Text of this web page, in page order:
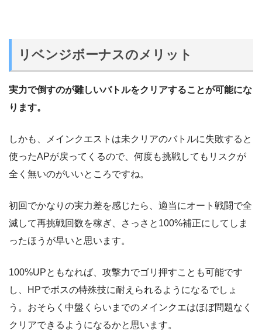
リベンジボーナスのメリット
実力で倒すのが難しいバトルをクリアすることが可能にな
ります。
しかも、メインクエストは未クリアのバトルに失敗すると
使ったAPが戻ってくるので、何度も挑戦してもリスクが
全く無いのがいいところですね。
初回でかなりの実力差を感じたら、適当にオート戦闘で全
滅して再挑戦回数を稼ぎ、さっさと100%補正にしてしま
ったほうが早いと思います。
100%UPともなれば、攻撃力でゴリ押すことも可能です
し、HPでボスの特殊技に耐えられるようになるでしょ
う。おそらく中盤くらいまでのメインクエはほぼ問題なく
クリアできるようになるかと思います。